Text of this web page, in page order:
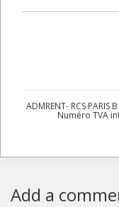
ADMRENT- RCS
Numéro TVA
Add a